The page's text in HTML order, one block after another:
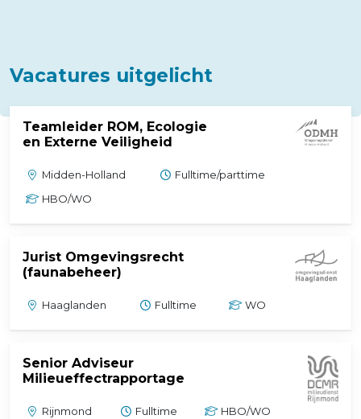
Vacatures uitgelicht
Teamleider ROM, Ecologie
en Externe Veiligheid
Midden-Holland
Fulltime/parttime
HBO/WO
Jurist Omgevingsrecht
(faunabeheer)
Haaglanden Fulltime WO
Senior Adviseur
Milieueffectrapportage
Rijnmond Fulltime HBO/WO